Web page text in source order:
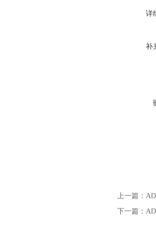
详
补
上一篇：
下一篇：